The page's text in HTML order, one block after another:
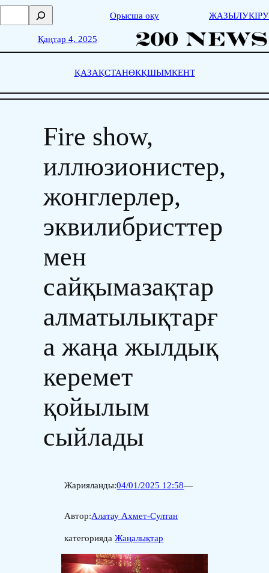
Skip
о
с
Орысша оқу ЖАЗЫЛУКІРУ
Қаңтар 4, 2025
ҚАЗАҚСТАНӨКҚШЫМКЕНТ
Fire show,
иллюзионистер,
жонглерлер,
эквилибристтер
мен
сайқымазақтар
алматылықтарғ
а жаңа жылдық
керемет
қойылым
сыйлады
Жарияланды:04/01/2025 12:58—
Автор:Алатау Ахмет-Султан
категориядаЖаңалықтар